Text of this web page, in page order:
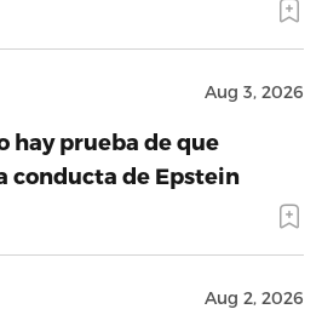
Aug 3, 2026
hay prueba de que
conducta de Epstein
Aug 2, 2026